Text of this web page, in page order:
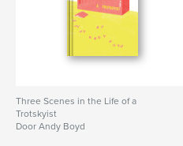
Three Scenes in the Life of a
Trotskyist
Door Andy Boyd